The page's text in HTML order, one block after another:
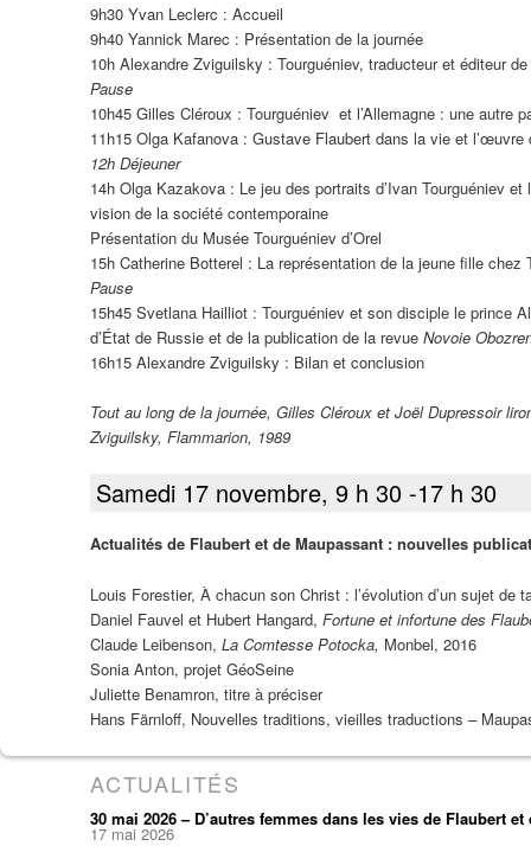
9h30 Yvan Leclerc : Accueil
9h40 Yannick Marec : Présentation de la journée
10h Alexandre Zviguilsky : Tourguéniev, traducteur et éditeur
Pause
10h45 Gilles Cléroux : Tourguéniev et l’Allemagne : une autre
11h15 Olga Kafanova : Gustave Flaubert dans la vie et l’œuvre
12h Déjeuner
14h Olga Kazakova : Le jeu des portraits d’Ivan Tourguéniev
vision de la société contemporaine
Présentation du Musée Tourguéniev d’Orel
15h Catherine Botterel : La représentation de la jeune fille
Pause
15h45 Svetlana Hailliot : Tourguéniev et son disciple le prince
d’État de Russie et de la publication de la revue Novoie
16h15 Alexandre Zviguilsky : Bilan et conclusion
Tout au long de la journée, Gilles Cléroux et Joël Dupressoir
Zviguilsky, Flammarion, 1989
Samedi 17 novembre, 9 h 30 -17 h 30
Actualités de Flaubert et de Maupassant : nouvelles
Louis Forestier, À chacun son Christ : l’évolution d’un sujet
Daniel Fauvel et Hubert Hangard, Fortune et infortune des
Claude Leibenson, La Comtesse Potocka, Monbel, 2016
Sonia Anton, projet GéoSeine
Juliette Benamron, titre à préciser
Hans Färnloff, Nouvelles traditions, vieilles traductions –
ACTUALITÉS
30 mai 2026 – D’autres femmes dans les vies de Flaubert et
17 mai 2026